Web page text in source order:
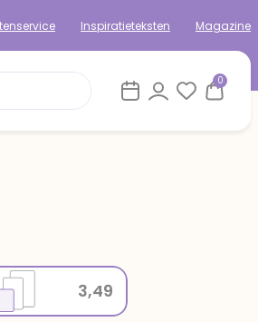
Inspiratieteksten Magazine
0
3,49